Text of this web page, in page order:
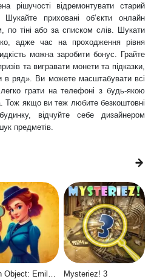
рішучості відремонтувати старий
приховані об’єкти онлайн
по тіні або за списком слів. Шукати
адже час на проходження рівня
можна заробити бонус. Грайте
та вигравати монети та підказки,
в ряд». Ви можете масштабувати всі
грати на телефоні з будь-якою
Тож якщо ви теж любите безкоштовні
відчуйте себе дизайнером
предметів.
Mysteriez! 3